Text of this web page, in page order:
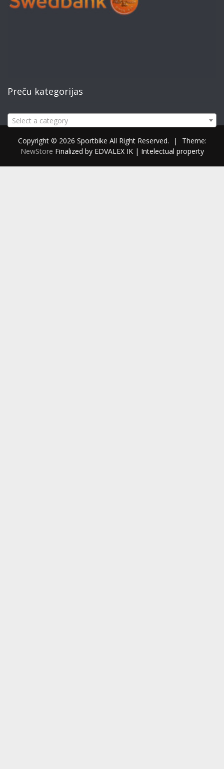
Preču kategorijas
Select a category
Copyright © 2026 Sportbike All Right Reserved. |
Theme:
NewStore Finalized by EDVALEX IK | Intelectual property